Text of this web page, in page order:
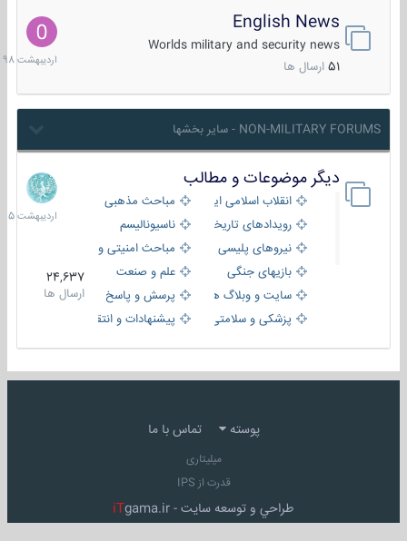
English News
Worlds military and security news
51 ارسال ها
10
1398
NON-MILITARY FORUMS - سایر بخشها
دیگر موضوعات و مطالب
انقلاب اسلامی ایران
مباحث مذهبی
رویدادهای تاریخی و مذهبیناسیونالیسم
نیروهای پلیسی
مباحث امنیتی و اطلاعاتی
بازیهای جنگی
علم و صنعت
سایت و وبلاگ ها
پرسش و پاسخ
پزشکی و سلامتی
پیشنهادات و انتقادات
24,637
ارسال ها
8
1405
پوسته تماس با ما
میلیتاری
قدرت از IPS
طراحي و توسعه سايت - iTgama.ir